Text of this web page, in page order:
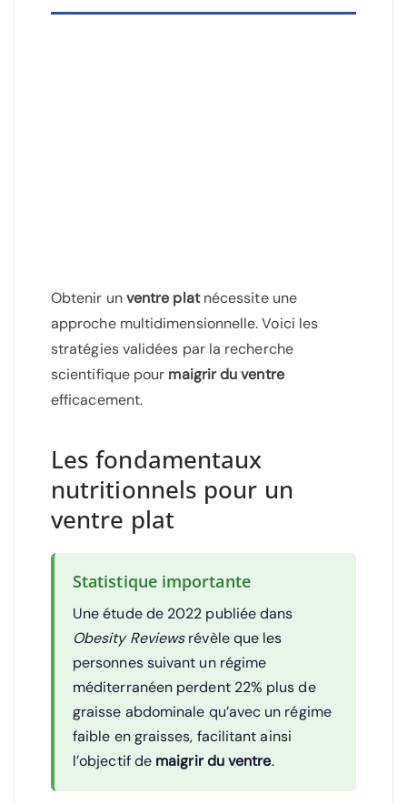
Obtenir unventre platnécessite une
approche multidimensionnelle. Voici les
stratégies validées par la recherche
scientifique pour maigrir du ventre
efficacement.
Les fondamentaux
nutritionnels pour un
ventre plat
Statistique importante
Une étude de 2022 publiée dans
Obesity Reviewsrévèle que les
personnes suivant un régime
méditerranéen perdent 22% plus de
graisse abdominale qu’avec un régime
faible en graisses, facilitant ainsi
l’objectif de maigrir du ventre.